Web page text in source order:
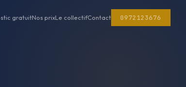
gratuitNos prixLe collectifContact 0972123676